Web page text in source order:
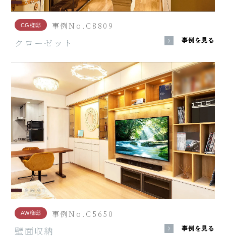
CG様邸 事例No.C8809
クローゼット 事例を見る
AW様邸 事例No.C5650
壁面収納 事例を見る